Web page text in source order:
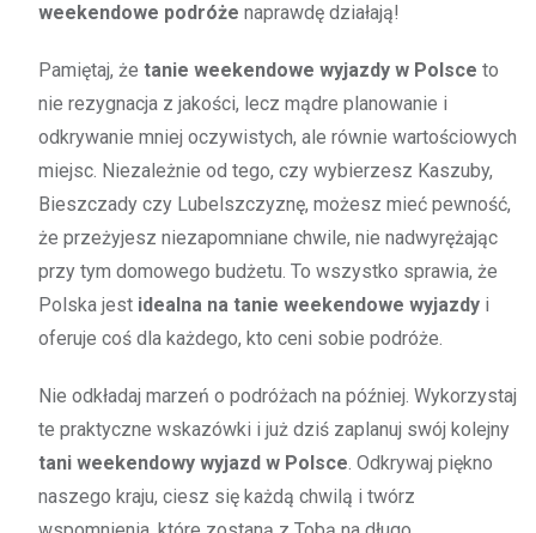
weekendowe podróże naprawdę działają!
Pamiętaj, że tanie weekendowe wyjazdy w Polsce to
nie rezygnacja z jakości, lecz mądre planowanie i
odkrywanie mniej oczywistych, ale równie wartościowych
miejsc. Niezależnie od tego, czy wybierzesz Kaszuby,
Bieszczady czy Lubelszczyznę, możesz mieć pewność,
że przeżyjesz niezapomniane chwile, nie nadwyrężając
przy tym domowego budżetu. To wszystko sprawia, że
Polska jest idealna na tanie weekendowe wyjazdy i
oferuje coś dla każdego, kto ceni sobie podróże.
Nie odkładaj marzeń o podróżach na później. Wykorzystaj
te praktyczne wskazówki i już dziś zaplanuj swój kolejny
tani weekendowy wyjazd w Polsce . Odkrywaj piękno
naszego kraju, ciesz się każdą chwilą i twórz